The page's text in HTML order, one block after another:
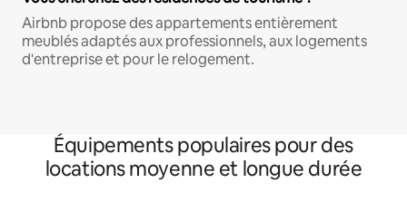
Airbnb propose des appartements entièrement
meublés adaptés aux professionnels, aux logements
d'entreprise et pour le relogement.
Équipements populaires pour des
locations moyenne et longue durée